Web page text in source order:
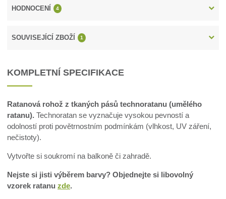
HODNOCENÍ 4
SOUVISEJÍCÍ ZBOŽÍ 1
KOMPLETNÍ SPECIFIKACE
Ratanová rohož z tkaných pásů technoratanu (umělého
ratanu). Technoratan se vyznačuje vysokou pevností a
odolností proti povětrnostním podmínkám (vlhkost, UV záření,
nečistoty).
Vytvořte si soukromí na balkoně či zahradě.
Nejste si jisti výběrem barvy? Objednejte si libovolný
vzorek ratanuzde.